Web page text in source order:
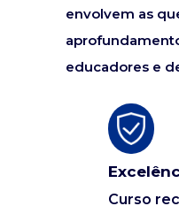
envolvem as
educadores e
Curso